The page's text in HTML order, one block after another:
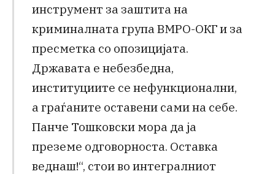
инструмент за заштита на
криминалната група ВМРО-ОКГ и за
пресметка со опозицијата.
Државата е небезбедна,
институциите се нефункционални,
а граѓаните оставени сами на себе.
Панче Тошковски мора да ја
преземе одговорноста. Оставка
веднаш!“, стои во интегралниот